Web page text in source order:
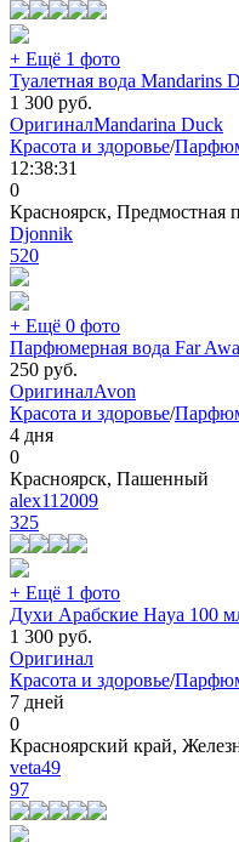
+ Ещё 1 фото
Туалетная вода Mandarins
1 300 руб.
ОригиналMandarina Duck
Красота и здоровье/
12:38:31
0
Красноярск, Предмостная
Djonnik
520
+ Ещё 0 фото
Парфюмерная вода Far
250 руб.
ОригиналAvon
Красота и здоровье/
4 дня
0
Красноярск, Пашенный
alex112009
325
+ Ещё 1 фото
Духи Арабские Haya 100
1 300 руб.
Оригинал
Красота и здоровье/
7 дней
0
Красноярский край,
veta49
97